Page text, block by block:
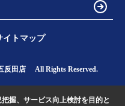
イトマップ
反田店 All Rights Reserved.
握、サービス向上検討を目的と